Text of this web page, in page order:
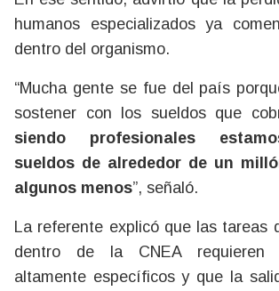
humanos especializados ya
dentro del organismo.
“Mucha gente se fue del país
sostener con los sueldos que
siendo profesionales
sueldos de alrededor de un
algunos menos”, señaló.
La referente explicó que las tareas
dentro de la CNEA requieren
altamente específicos y que la